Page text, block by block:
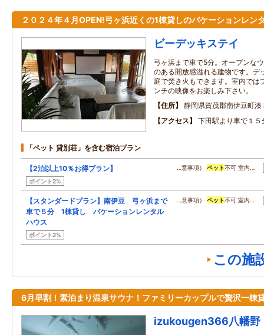
２０２４年４月OPEN!弓ヶ浜近くの1棟貸しのバケーションレン
ビーデッキステイ
弓ヶ浜まで車で5分。オープンな
のある開放感溢れる建物です。デ
庭で焚き火もできます。室内では
ンチの映像をお楽しみ下さい。
住所
静岡県賀茂郡南伊豆町湊
アクセス
下田駅より車で１５
「ペット 貸別荘」を含む宿泊プラン
【2泊以上10％お得プラン】
ポイント2%
…意事項） ペット不可 室内…
【スタンダードプラン】南伊豆 弓ヶ浜まで
車で５分 1棟貸し バケーションレンタル
ハウス
ポイント2%
…意事項） ペット不可 室内…
この施
6月早割！素泊まり温泉サウナ！ファミリーカップルで贅沢一棟
izukougen366八幡野